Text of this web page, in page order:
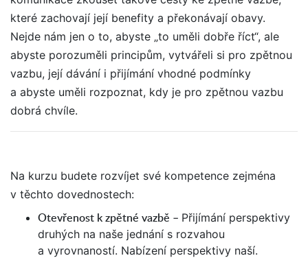
které zachovají její benefity a překonávají obavy.
Nejde nám jen o to, abyste „to uměli dobře říct“, ale
abyste porozuměli principům, vytvářeli si pro zpětnou
vazbu, její dávání i přijímání vhodné podmínky
a abyste uměli rozpoznat, kdy je pro zpětnou vazbu
dobrá chvíle.
Na kurzu budete rozvíjet své kompetence zejména
v těchto dovednostech:
Otevřenost k zpětné vazbě – Přijímání perspektivy
druhých na naše jednání s rozvahou
a vyrovnaností. Nabízení perspektivy naší.